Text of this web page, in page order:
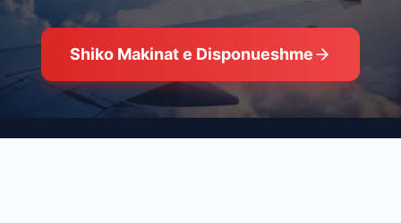
Shiko Makinat e Disponueshme